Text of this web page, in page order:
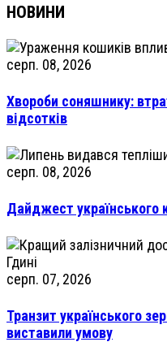
НОВИНИ
серп. 08, 2026
Хвороби соняшнику:
відсотків
серп. 08, 2026
Дайджест українського
серп. 07, 2026
Транзит українського
виставили умову